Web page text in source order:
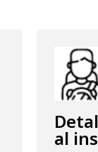
al